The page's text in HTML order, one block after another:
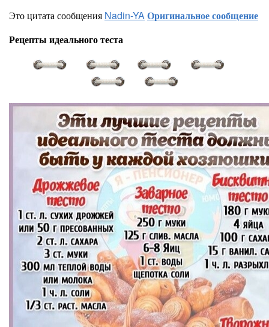
Это цитата сообщения Nadin-YAОригинальное сообщение
Рецепты идеального теста